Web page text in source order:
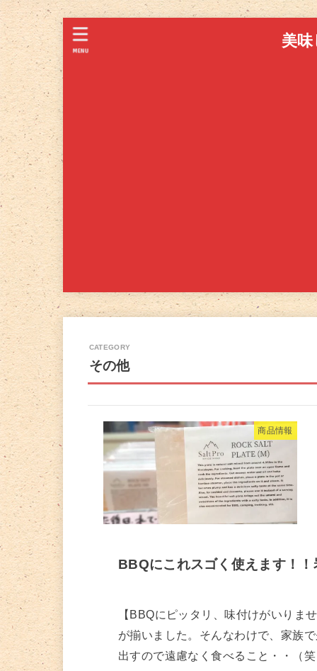
美
MENU
その他
商品情報
BBQにこれスゴく使えます！！
【BBQにピッタリ、味付けがいりま
が揃いました。そんなわけで、家族
出すので遠慮なく食べること・・（